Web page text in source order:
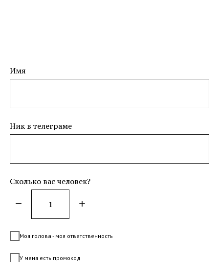
Имя
Ник в телеграме
Сколько вас человек?
Моя голова - моя ответственность
У меня есть промокод